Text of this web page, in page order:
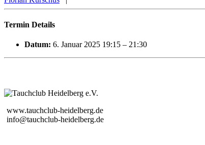
Termin Details
Datum: 6. Januar 2025 19:15 – 21:30
www.tauchclub-heidelberg.de
info@tauchclub-heidelberg.de